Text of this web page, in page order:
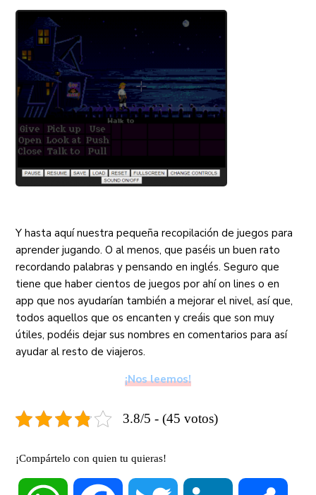
Y hasta aquí nuestra pequeña recopilación de juegos para
aprender jugando. O al menos, que paséis un buen rato
recordando palabras y pensando en inglés. Seguro que
tiene que haber cientos de juegos por ahí on lines o en
app que nos ayudarían también a mejorar el nivel, así que,
todos aquellos que os encanten y creáis que son muy
útiles, podéis dejar sus nombres en comentarios para así
ayudar al resto de viajeros.
¡Nos leemos!
3.8/5 - (45 votos)
¡Compártelo con quien tu quieras!